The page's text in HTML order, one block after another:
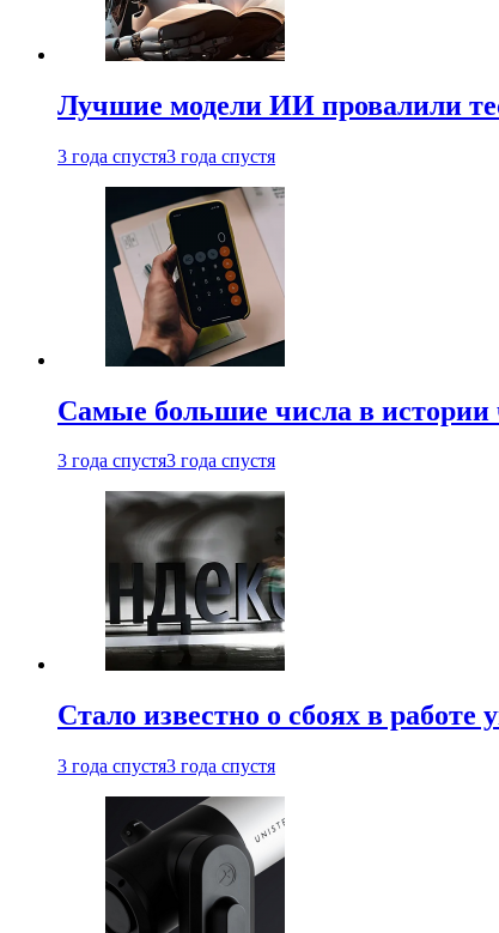
Лучшие модели ИИ провалили
3 года спустя3 года спустя
Самые большие числа в истории
3 года спустя3 года спустя
Стало известно о сбоях в работе
3 года спустя3 года спустя